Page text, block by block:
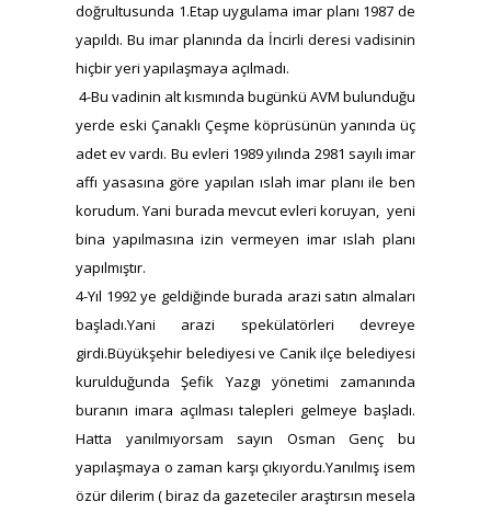
doğrultusunda 1.Etap uygulama imar planı 1987 de
yapıldı. Bu imar planında da İncirli deresi vadisinin
hiçbir yeri yapılaşmaya açılmadı.
4-Bu vadinin alt kısmında bugünkü AVM bulunduğu
yerde eski Çanaklı Çeşme köprüsünün yanında üç
adet ev vardı. Bu evleri 1989 yılında 2981 sayılı imar
affı yasasına göre yapılan ıslah imar planı ile ben
korudum. Yani burada mevcut evleri koruyan, yeni
bina yapılmasına izin vermeyen imar ıslah planı
yapılmıştır.
4-Yıl 1992 ye geldiğinde burada arazi satın almaları
başladı.Yani arazi spekülatörleri devreye
girdi.Büyükşehir belediyesi ve Canik ilçe belediyesi
kurulduğunda Şefik Yazgı yönetimi zamanında
buranın imara açılması talepleri gelmeye başladı.
Hatta yanılmıyorsam sayın Osman Genç bu
yapılaşmaya o zaman karşı çıkıyordu.Yanılmış isem
özür dilerim ( biraz da gazeteciler araştırsın mesela